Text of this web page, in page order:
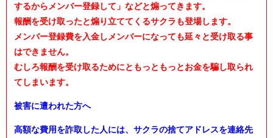
するからメンバー登録して」などと煽ってきます。
報酬を受け取ったと煽り立ててくるサクラも登場します。
メンバー登録費を入金しメンバーになっても延々と受け取る事
はできません。
むしろ報酬を受け取るためにともっともっとお金を騙し取られ
てしまいます。
被害に遭われた方へ
高額な費用を詐取した人には、サクラの捨てアドレスを連絡先